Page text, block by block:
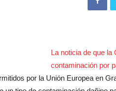
La noticia de que la
contaminación por
por la Unión Europea en